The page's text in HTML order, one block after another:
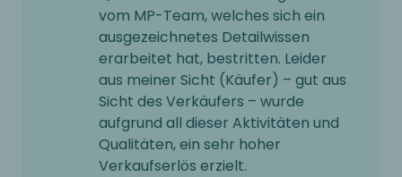
vom MP-Team, welches sich ein
ausgezeichnetes Detailwissen
erarbeitet hat, bestritten. Leider
aus meiner Sicht (Käufer) – gut aus
Sicht des Verkäufers – wurde
aufgrund all dieser Aktivitäten und
Qualitäten, ein sehr hoher
Verkaufserlös erzielt.